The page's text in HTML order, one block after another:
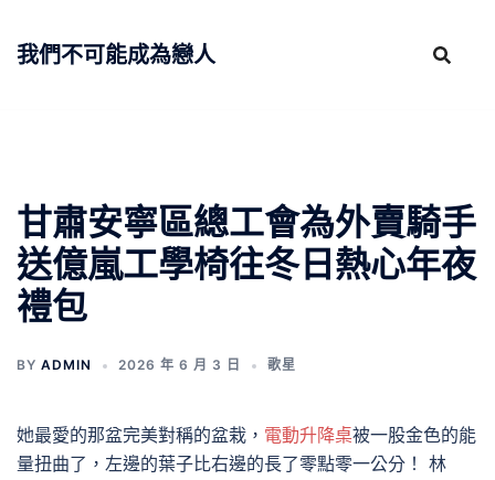
我們不可能成為戀人
甘肅安寧區總工會為外賣騎手
送億嵐工學椅往冬日熱心年夜
禮包
BY ADMIN 2026 年 6 月 3 日 歌星
她最愛的那盆完美對稱的盆栽， 電動升降桌被一股金色的能
量扭曲了，左邊的葉子比右邊的長了零點零一公分！ 林